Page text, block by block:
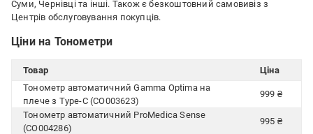
Суми, Чернівці та інші. Також є безкоштовний самовивіз з
Центрів обслуговування покупців.
Ціни на Тонометри
Товар
Ціна
Тонометр автоматичний Gamma Optima на
плече з Type-C (CO003623)
999 ₴
Тонометр автоматичний ProMedica Sense
(CO004286)
995 ₴